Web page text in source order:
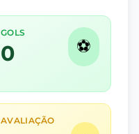
GOLS
0 ⚽
AVALIAÇÃO